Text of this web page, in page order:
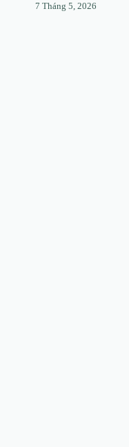
7 Tháng 5, 2026